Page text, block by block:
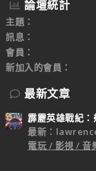
論壇統計
主題
訊息
會員
新加入的會員
最新文章
霹靂英雄戰紀
最新：
電玩 / 影視 / 音